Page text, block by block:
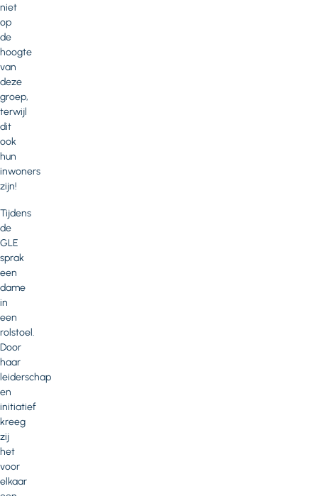
niet
op
de
hoogte
van
deze
groep,
terwijl
dit
ook
hun
inwoners
zijn!
Tijdens
de
GLE
sprak
een
dame
in
een
rolstoel.
Door
haar
leiderschap
en
initiatief
kreeg
zij
het
voor
elkaar